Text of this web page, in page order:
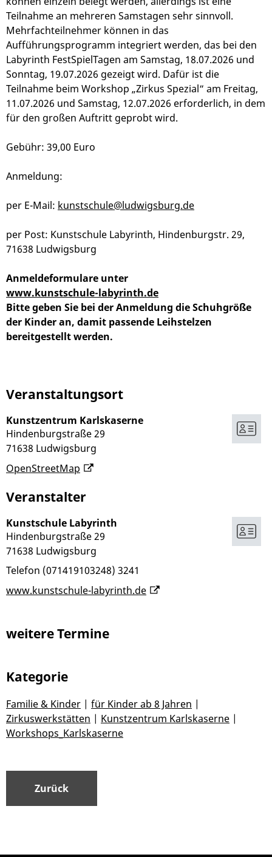
Teilnahme an mehreren Samstagen sehr sinnvoll.
Mehrfachteilnehmer können in das
Aufführungsprogramm integriert werden, das bei den
Labyrinth FestSpielTagen am Samstag, 18.07.2026 und
Sonntag, 19.07.2026 gezeigt wird. Dafür ist die
Teilnahme beim Workshop „Zirkus Spezial“ am Freitag,
11.07.2026 und Samstag, 12.07.2026 erforderlich, in dem
für den großen Auftritt geprobt wird.
Gebühr: 39,00 Euro
Anmeldung:
per E-Mail: kunstschule@ludwigsburg.de
per Post: Kunstschule Labyrinth, Hindenburgstr. 29,
71638 Ludwigsburg
Anmeldeformulare unter
www.kunstschule-labyrinth.de
Bitte geben Sie bei der Anmeldung die Schuhgröße
der Kinder an, damit passende Leihstelzen
bereitgestellt werden.
Veranstaltungsort
Kunstzentrum Karlskaserne
Hindenburgstraße 29
71638 Ludwigsburg
OpenStreetMap
Veranstalter
Kunstschule Labyrinth
Hindenburgstraße 29
71638 Ludwigsburg
Telefon (071419103248) 3241
www.kunstschule-labyrinth.de
weitere Termine
Kategorie
Familie & Kinder | für Kinder ab 8 Jahren |
Zirkuswerkstätten | Kunstzentrum Karlskaserne |
Workshops_Karlskaserne
Zurück